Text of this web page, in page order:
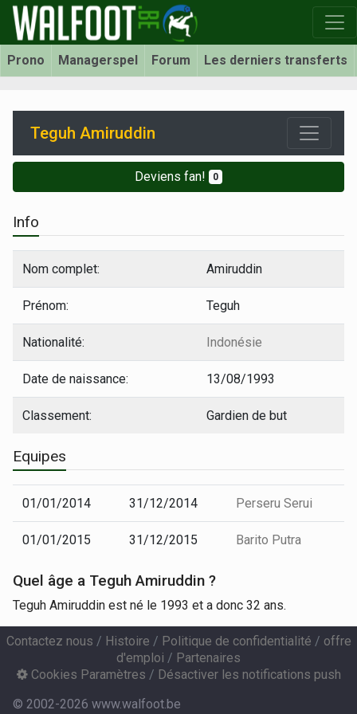
Prono Managerspel Forum Les derniers transferts
Teguh Amiruddin
Deviens fan! 0
Info
Nom complet: Amiruddin
Prénom: Teguh
Nationalité: Indonésie
Date de naissance: 13/08/1993
Classement: Gardien de but
Equipes
01/01/2014 31/12/2014 Perseru Serui
01/01/2015 31/12/2015 Barito Putra
Quel âge a Teguh Amiruddin ?
Teguh Amiruddin est né le 1993 et a donc 32 ans.
Contactez nous / Histoire / Politique de confidentialité / offre
d'emploi / Partenaires
Cookies Paramètres / Désactiver les notifications push
© 2002-2026 www.walfoot.be